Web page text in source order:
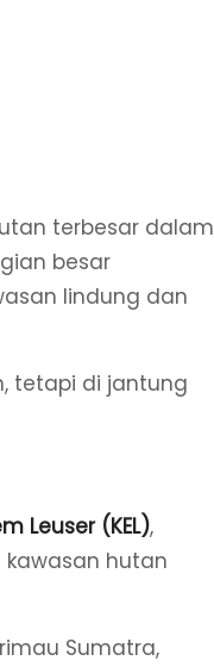
terbesar dalam
besar
lindung dan
tetapi di jantung
Leuser (KEL),
hutan
Sumatra,